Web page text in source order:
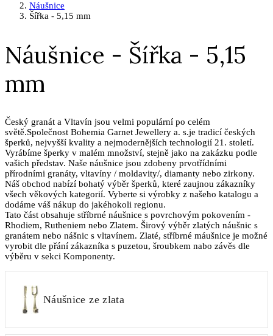
Náušnice
Šířka - 5,15 mm
Náušnice - Šířka - 5,15
mm
Český granát a Vltavín jsou velmi populární po celém
světě.Společnost Bohemia Garnet Jewellery a. s.je tradicí českých
šperků, nejvyšší kvality a nejmodernějších technologií 21. století.
Vyrábíme šperky v malém množství, stejně jako na zakázku podle
vašich představ. Naše náušnice jsou zdobeny prvotřídními
přírodními granáty, vltavíny / moldavity/, diamanty nebo zirkony.
Náš obchod nabízí bohatý výběr šperků, které zaujnou zákazníky
všech věkových kategorií. Vyberte si výrobky z našeho katalogu a
dodáme váš nákup do jakéhokoli regionu.
Tato část obsahuje stříbrné náušnice s povrchovým pokovením -
Rhodiem, Rutheniem nebo Zlatem. Širový výběr zlatých náušnic s
granátem nebo nášnic s vltavínem. Zlaté, stříbrné máušnice je možné
vyrobit dle přání zákazníka s puzetou, šroubkem nabo závěs dle
výběru v sekci Komponenty.
Náušnice ze zlata